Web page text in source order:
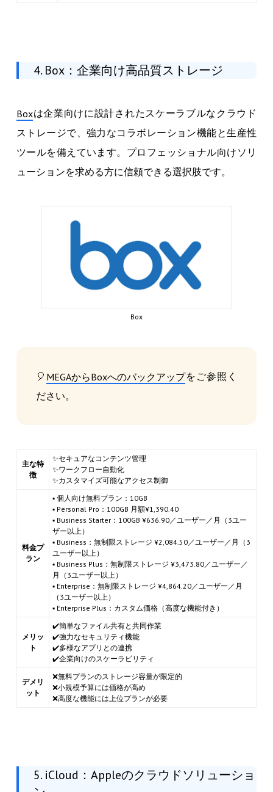
4. Box：企業向け高品質ストレージ
Boxは企業向けに設計されたスケーラブルなクラウド
ストレージで、強力なコラボレーション機能と生産性
ツールを備えています。プロフェッショナル向けソリ
ューションを求める方に信頼できる選択肢です。
Box
🎈 MEGAからBoxへのバックアップをご参照く
ださい。
主な特
徴
✨セキュアなコンテンツ管理
✨ワークフロー自動化
✨カスタマイズ可能なアクセス制御
料金プ
ラン
▪ 個人向け無料プラン：10GB
▪ Personal Pro：100GB 月額¥1,390.40
▪ Business Starter：100GB ¥636.90／ユーザー／月（3ユー
ザー以上）
▪ Business：無制限ストレージ ¥2,084.50／ユーザー／月（3
ユーザー以上）
▪ Business Plus：無制限ストレージ ¥3,473.80／ユーザー／
月（3ユーザー以上）
▪ Enterprise：無制限ストレージ ¥4,864.20／ユーザー／月
（3ユーザー以上）
▪ Enterprise Plus：カスタム価格（高度な機能付き）
メリッ
ト
✔️簡単なファイル共有と共同作業
✔️強力なセキュリティ機能
✔️多様なアプリとの連携
✔️企業向けのスケーラビリティ
デメリ
ット
❌無料プランのストレージ容量が限定的
❌小規模予算には価格が高め
❌高度な機能には上位プランが必要
5. iCloud：Appleのクラウドソリューショ